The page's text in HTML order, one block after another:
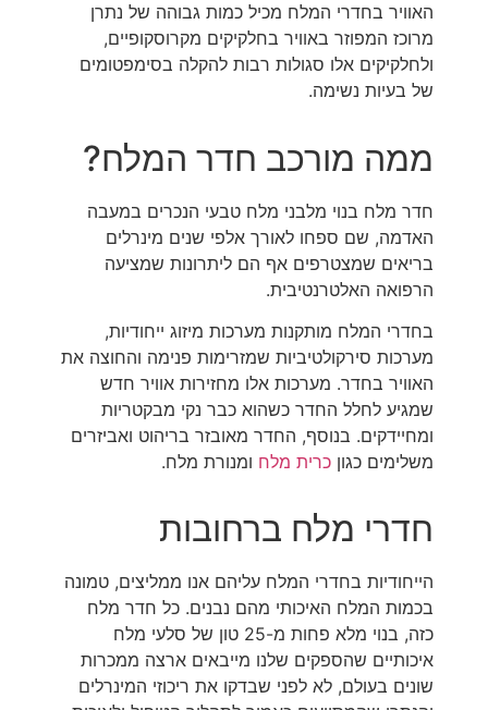
האוויר בחדרי המלח מכיל כמות גבוהה של נתרן
מרוכז המפוזר באוויר בחלקיקים מקרוסקופיים,
ולחלקיקים אלו סגולות רבות להקלה בסימפטומים
של בעיות נשימה.
ממה מורכב חדר המלח?
חדר מלח בנוי מלבני מלח טבעי הנכרים במעבה
האדמה, שם ספחו לאורך אלפי שנים מינרלים
בריאים שמצטרפים אף הם ליתרונות שמציעה
הרפואה האלטרנטיבית.
בחדרי המלח מותקנות מערכות מיזוג ייחודיות,
מערכות סירקולטיביות שמזרימות פנימה והחוצה את
האוויר בחדר. מערכות אלו מחזירות אוויר חדש
שמגיע לחלל החדר כשהוא כבר נקי מבקטריות
ומחיידקים. בנוסף, החדר מאובזר בריהוט ואביזרים
משלימים כגון כרית מלח ומנורת מלח.
חדרי מלח ברחובות
הייחודיות בחדרי המלח עליהם אנו ממליצים, טמונה
בכמות המלח האיכותי מהם נבנים. כל חדר מלח
כזה, בנוי מלא פחות מ-25 טון של סלעי מלח
איכותיים שהספקים שלנו מייבאים ארצה ממכרות
שונים בעולם, לא לפני שבדקו את ריכוזי המינרלים